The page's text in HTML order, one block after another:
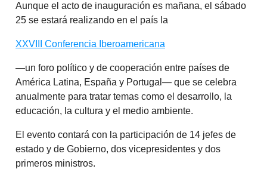
Aunque el acto de inauguración es mañana, el sábado
25 se estará realizando en el país la
XXVIII Conferencia Iberoamericana
—un foro político y de cooperación entre países de
América Latina, España y Portugal— que se celebra
anualmente para tratar temas como el desarrollo, la
educación, la cultura y el medio ambiente.
El evento contará con la participación de 14 jefes de
estado y de Gobierno, dos vicepresidentes y dos
primeros ministros.